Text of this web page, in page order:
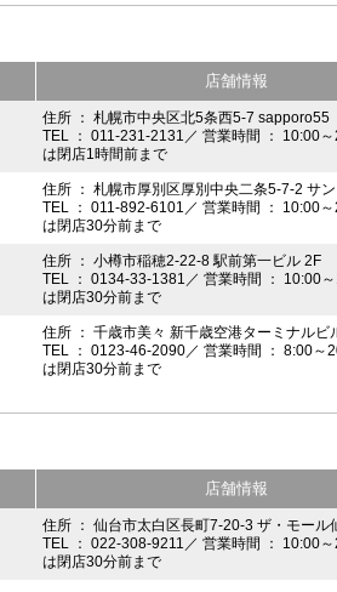
店舗情報
住所 ： 札幌市中央区北5条西5-7 sapporo55
TEL ： 011-231-2131／ 営業時間 ： 10:00
は閉店1時間前まで
住所 ： 札幌市厚別区厚別中央二条5-7-2 サ
TEL ： 011-892-6101／ 営業時間 ： 10:00
は閉店30分前まで
住所 ： 小樽市稲穂2-22-8 駅前第一ビル 2F
TEL ： 0134-33-1381／ 営業時間 ： 10:00
は閉店30分前まで
住所 ： 千歳市美々 新千歳空港ターミナルビ
TEL ： 0123-46-2090／ 営業時間 ： 8:00～
は閉店30分前まで
店舗情報
住所 ： 仙台市太白区長町7-20-3 ザ・モール
TEL ： 022-308-9211／ 営業時間 ： 10:00
は閉店30分前まで